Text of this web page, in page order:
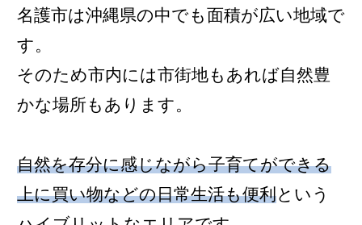
名護市は沖縄県の中でも面積が広い地域で
す。
そのため市内には市街地もあれば自然豊
かな場所もあります。
自然を存分に感じながら子育てができる
上に買い物などの日常生活も便利という